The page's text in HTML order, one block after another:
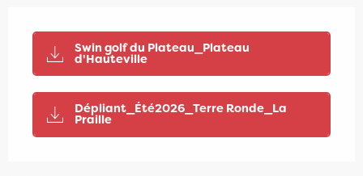
Swin golf du Plateau_Plateau
d'Hauteville
Dépliant_Été2026_Terre Ronde_La
Praille